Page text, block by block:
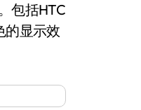
包括HTC
的显示效